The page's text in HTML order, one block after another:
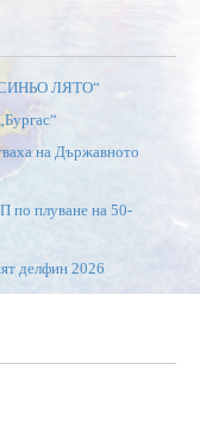
ЛЯТО“
на Държавното
по плуване на 50-
делфин 2026